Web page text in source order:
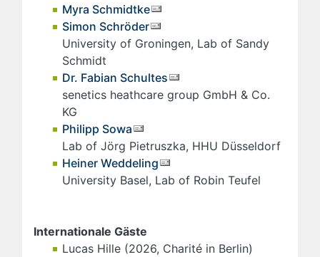
Myra Schmidtke
Simon Schröder
University of Groningen, Lab of Sandy
Schmidt
Dr. Fabian Schultes
senetics heathcare group GmbH & Co.
KG
Philipp Sowa
Lab of Jörg Pietruszka, HHU Düsseldorf
Heiner Weddeling
University Basel, Lab of Robin Teufel
Internationale Gäste
Lucas Hille (2026, Charité in Berlin)